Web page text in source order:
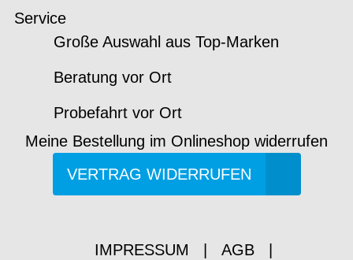
Service
Große Auswahl aus Top-Marken
Beratung vor Ort
Probefahrt vor Ort
Meine Bestellung im Onlineshop widerrufen
VERTRAG WIDERRUFEN
IMPRESSUM AGB